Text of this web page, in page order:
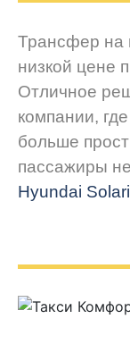
Трансфер на
низкой цене
Отличное
компании,
больше
пассажиры
Hyundai